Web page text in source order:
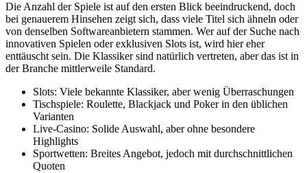
Die Anzahl der Spiele ist auf den ersten Blick beeindruckend, doch
bei genauerem Hinsehen zeigt sich, dass viele Titel sich ähneln oder
von denselben Softwareanbietern stammen. Wer auf der Suche nach
innovativen Spielen oder exklusiven Slots ist, wird hier eher
enttäuscht sein. Die Klassiker sind natürlich vertreten, aber das ist in
der Branche mittlerweile Standard.
Slots: Viele bekannte Klassiker, aber wenig Überraschungen
Tischspiele: Roulette, Blackjack und Poker in den üblichen
Varianten
Live-Casino: Solide Auswahl, aber ohne besondere
Highlights
Sportwetten: Breites Angebot, jedoch mit durchschnittlichen
Quoten